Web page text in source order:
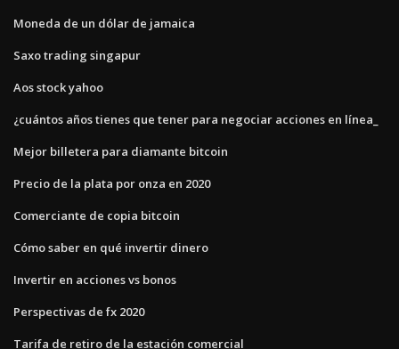
Moneda de un dólar de jamaica
Saxo trading singapur
Aos stock yahoo
¿cuántos años tienes que tener para negociar acciones en línea_
Mejor billetera para diamante bitcoin
Precio de la plata por onza en 2020
Comerciante de copia bitcoin
Cómo saber en qué invertir dinero
Invertir en acciones vs bonos
Perspectivas de fx 2020
Tarifa de retiro de la estación comercial